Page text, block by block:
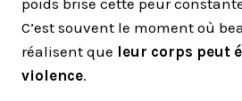
poids brise cette peur
C’est souvent le moment où
réalisent que leur corps peut
violence.